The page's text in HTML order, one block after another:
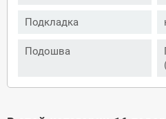
Подкладка
Подошва